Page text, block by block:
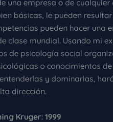
una empresa o de
básicas, le pueden
pueden hacer una
clase mundial. Usando mi
de psicología social
o conocimientos
y dominarlas,
dirección.
Kruger: 1999